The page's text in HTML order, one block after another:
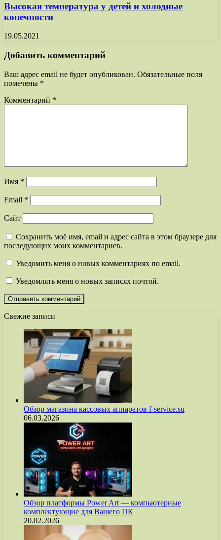
Высокая температура у детей и холодные
конечности
19.05.2021
Добавить комментарий
Ваш адрес email не будет опубликован. Обязательные поля
помечены *
Комментарий *
Имя *
Email *
Сайт
Сохранить моё имя, email и адрес сайта в этом браузере для
последующих моих комментариев.
Уведомить меня о новых комментариях по email.
Уведомлять меня о новых записях почтой.
Свежие записи
Обзор магазина кассовых аппаратов f-service.su
06.03.2026
Обзор платформы Power Art — компьютерные
комплектующие для Вашего ПК
20.02.2026